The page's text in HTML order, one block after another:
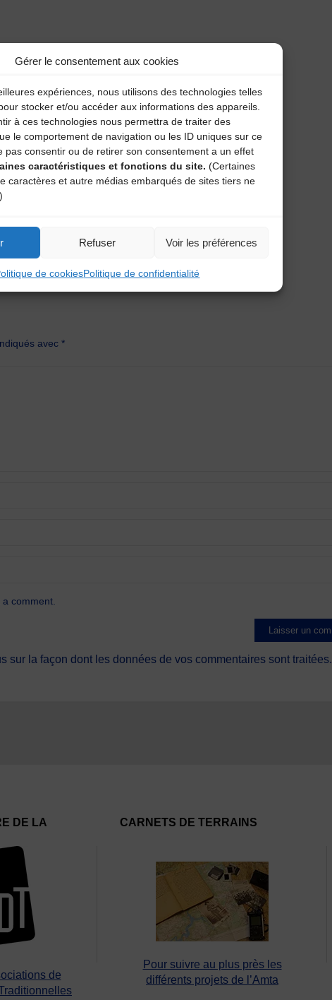
Gérer le consentement aux cookies
expériences, nous utilisons des technologies telles
stocker et/ou accéder aux informations des appareils.
à ces technologies nous permettra de traiter des
le comportement de navigation ou les ID uniques sur ce
pas consentir ou de retirer son consentement a un effet
caractéristiques et fonctions du site. (Certaines
caractères et autre médias embarqués de sites tiers ne
Refuser Voir les préférences
de cookiesPolitique de confidentialité
avec*
comment.
sur la façon dont les données de vos commentaires sont traitées.
DE LA
de
CARNETS DE TERRAINS
Pour suivre au plus près les
différents projets de l’Amta